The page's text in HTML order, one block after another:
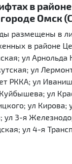
в
Омск
размещены в
в районе
ул Арнольда
ул
РККА; ул
ул
ул Кирова;
3-я
ул 4-я